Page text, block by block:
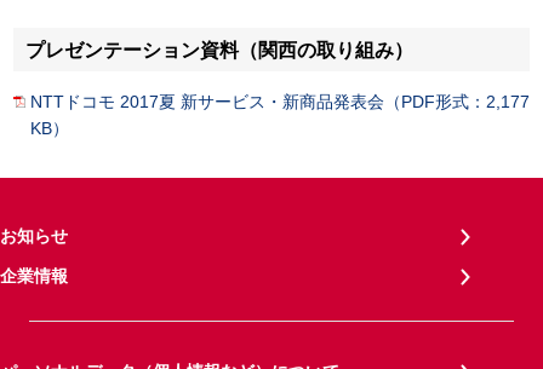
プレゼンテーション資料（関西の取り組み）
NTTドコモ 2017夏 新サービス・新商品発表会（PDF形式：2,177
KB）
お知らせ
企業情報